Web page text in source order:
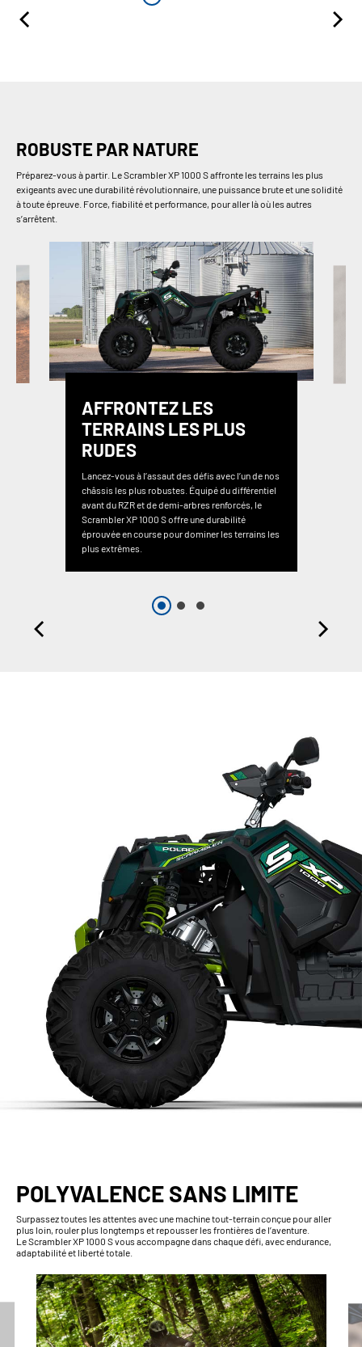
ROBUSTE PAR NATURE
Préparez-vous à partir. Le Scrambler XP 1000 S affronte les terrains les plus
exigeants avec une durabilité révolutionnaire, une puissance brute et une solidité
à toute épreuve. Force, fiabilité et performance, pour aller là où les autres
s’arrêtent.
AFFRONTEZ LES
TERRAINS LES PLUS
RUDES
Lancez-vous à l’assaut des défis avec l’un de nos
châssis les plus robustes. Équipé du différentiel
avant du RZR et de demi-arbres renforcés, le
Scrambler XP 1000 S offre une durabilité
éprouvée en course pour dominer les terrains les
plus extrêmes.
POLYVALENCE SANS LIMITE
Surpassez toutes les attentes avec une machine tout-terrain conçue pour aller
plus loin, rouler plus longtemps et repousser les frontières de l’aventure.
Le Scrambler XP 1000 S vous accompagne dans chaque défi, avec endurance,
adaptabilité et liberté totale.